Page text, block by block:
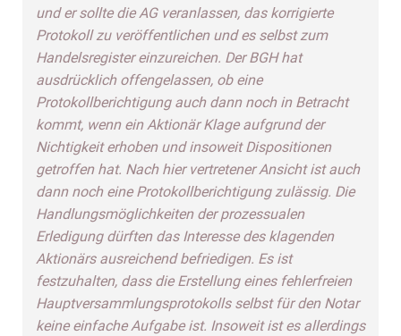
und er sollte die AG veranlassen, das korrigierte
Protokoll zu veröffentlichen und es selbst zum
Handelsregister einzureichen. Der BGH hat
ausdrücklich offengelassen, ob eine
Protokollberichtigung auch dann noch in Betracht
kommt, wenn ein Aktionär Klage aufgrund der
Nichtigkeit erhoben und insoweit Dispositionen
getroffen hat. Nach hier vertretener Ansicht ist auch
dann noch eine Protokollberichtigung zulässig. Die
Handlungsmöglichkeiten der prozessualen
Erledigung dürften das Interesse des klagenden
Aktionärs ausreichend befriedigen. Es ist
festzuhalten, dass die Erstellung eines fehlerfreien
Hauptversammlungsprotokolls selbst für den Notar
keine einfache Aufgabe ist. Insoweit ist es allerdings